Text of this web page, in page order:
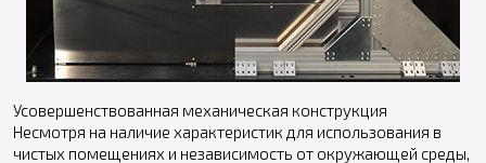
Усовершенствованная механическая конструкция
Несмотря на наличие характеристик для использования в
чистых помещениях и независимость от окружающей среды,